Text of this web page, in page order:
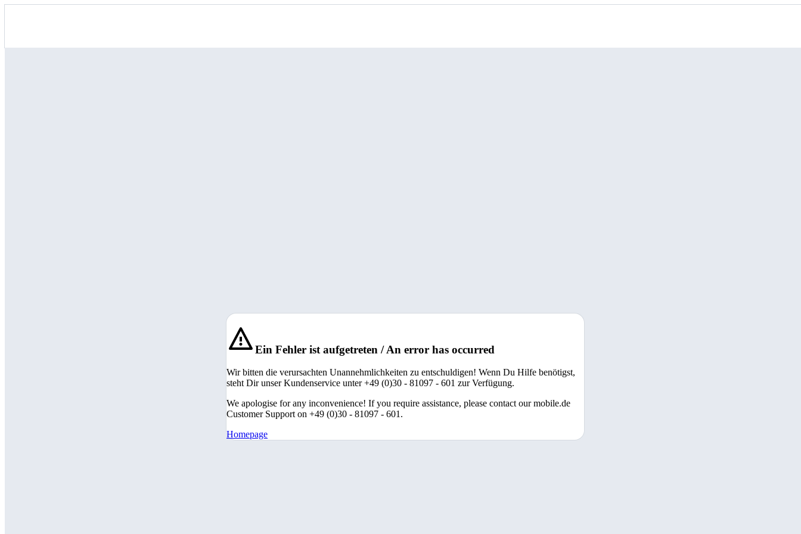
Ein Fehler ist aufgetreten / An error has occurred
Wir bitten die verursachten Unannehmlichkeiten zu entschuldigen! Wenn Du Hilfe benötigst,
steht Dir unser Kundenservice unter +49 (0)30 - 81097 - 601 zur Verfügung.
We apologise for any inconvenience! If you require assistance, please contact our mobile.de
Customer Support on +49 (0)30 - 81097 - 601.
Homepage